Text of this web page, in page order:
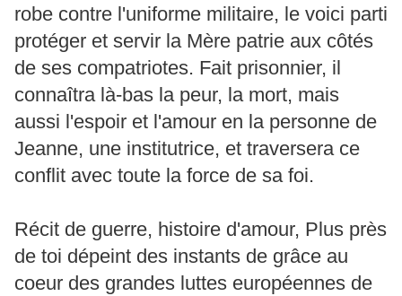
robe contre l'uniforme militaire, le voici parti
protéger et servir la Mère patrie aux côtés
de ses compatriotes. Fait prisonnier, il
connaîtra là-bas la peur, la mort, mais
aussi l'espoir et l'amour en la personne de
Jeanne, une institutrice, et traversera ce
conflit avec toute la force de sa foi.
Récit de guerre, histoire d'amour, Plus près
de toi dépeint des instants de grâce au
coeur des grandes luttes européennes de